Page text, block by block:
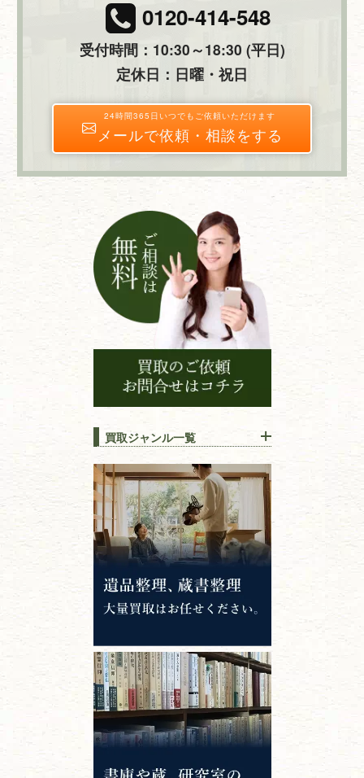
0120-414-548
受付時間：10:30～18:30 (平日)
定休日：日曜・祝日
24時間365日いつでもご依頼いただけます
メールで依頼・相談をする
買取ジャンル一覧
江戸時代の書物
唐本・漢籍・
中国書物・朝鮮本
錦絵・浮世絵・版画・刷り物
専門書・ 学術書
哲学書・思想書
心理学・倫理学
仏教書
神道・神社仏閣
イスラム教